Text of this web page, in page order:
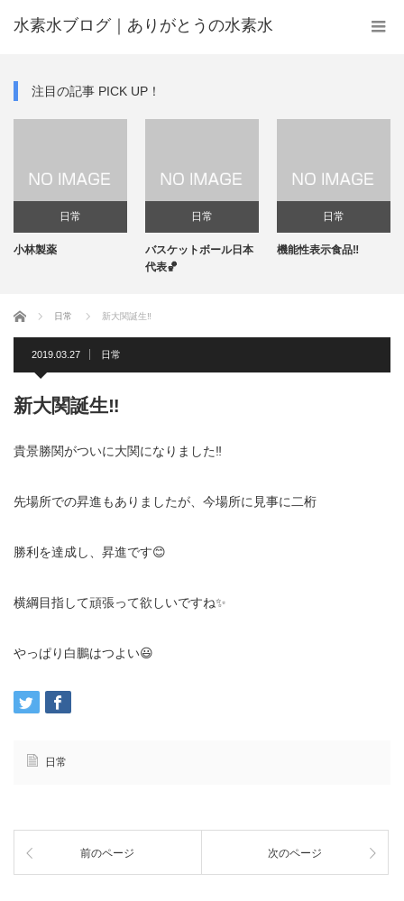
水素水ブログ｜ありがとうの水素水
注目の記事 PICK UP！
日常
小林製薬
日常
バスケットボール日本
代表🏀
日常
機能性表示食品‼️
ホーム 日常 新大関誕生‼️
2019.03.27 日常
新大関誕生‼️
貴景勝関がついに大関になりました‼️
先場所での昇進もありましたが、今場所に見事に二桁
勝利を達成し、昇進です😊
横綱目指して頑張って欲しいですね✨
やっぱり白鵬はつよい😃
日常
前のページ 次のページ